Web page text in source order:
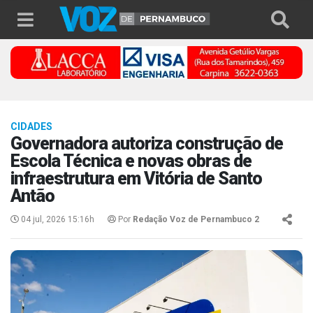
CIDADES
Governadora autoriza construção de
Escola Técnica e novas obras de
infraestrutura em Vitória de Santo
Antão
04 jul, 2026 15:16h Por Redação Voz de Pernambuco 2